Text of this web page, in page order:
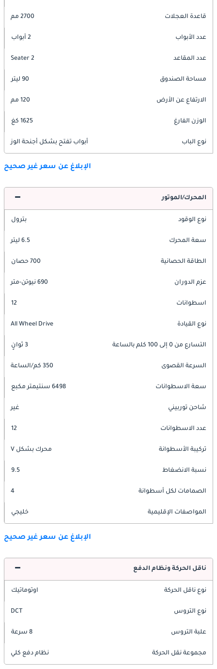
قاعدة العجلات 2700 مم
عدد الأبواب 2 أبواب
عدد المقاعد 2 Seater
مساحة الصندوق 90 ليتر
الارتفاع عن الأرض 120 مم
الوزن الفارغ 1625 كغ
نوع الباب أبواب تفتح بشكل أجنحة الوز
الإبلاغ عن سعر غير صحيح
المحرك/الموتور
نوع الوقود بترول
سعة المحرك 6.5 ليتر
الطاقة الحصانية 700 حصان
عزم الدوران 690 نيوتن-متر
اسطوانات 12
نوع القيادة All Wheel Drive
التسارع من 0 إلى 100 كلم بالساعة 3 ثوانٍ
السرعة القصوى 350 كم/الساعة
سعة الاسطوانات 6498 سنتيمتر مكبع
شاحن توربيني غير
عدد الاسطوانات 12
تركيبة الأسطوانة محرك بشكل V
نسبة الانضغاط 9.5
الصمامات لكل أسطوانة 4
المواصفات الإقليمية خليجي
الإبلاغ عن سعر غير صحيح
ناقل الحركة ونظام الدفع
نوع ناقل الحركة اوتوماتيك
نوع التروس DCT
علبة التروس 8 سرعة
مجموعة نقل الحركة نظام دفع كلي